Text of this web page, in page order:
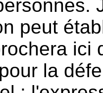
peut
ici
la